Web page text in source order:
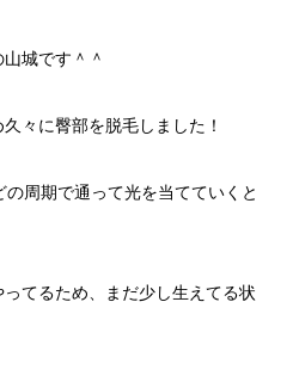
城です＾＾
々に臀部を脱毛しました！
周期で通って光を当てていくと
てるため、まだ少し生えてる状